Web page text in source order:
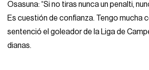
Osasuna: “Si no tiras nunca un penalti,
Es cuestión de confianza. Tengo mucha
sentenció el goleador de la Liga de
dianas.